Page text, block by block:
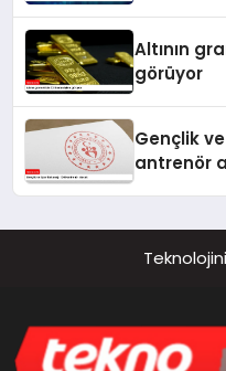
Altının
görüyor
Gençlik ve
antrenör